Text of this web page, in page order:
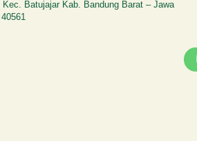
Batujajar Kab. Bandung Barat – Jawa